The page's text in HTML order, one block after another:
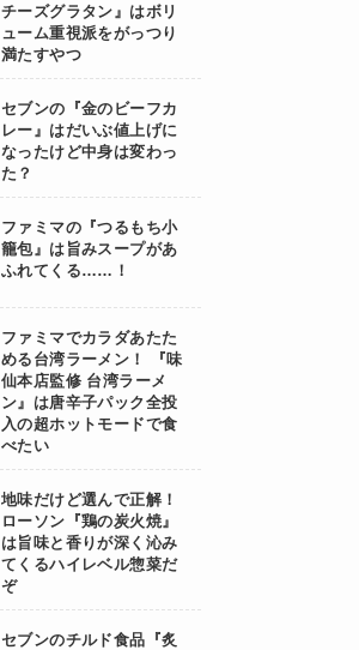
チーズグラタン』はボリ
ューム重視派をがっつり
満たすやつ
セブンの『金のビーフカ
レー』はだいぶ値上げに
なったけど中身は変わっ
た？
ファミマの『つるもち小
籠包』は旨みスープがあ
ふれてくる……！
ファミマでカラダあたた
める台湾ラーメン！ 『味
仙本店監修 台湾ラーメ
ン』は唐辛子パック全投
入の超ホットモードで食
べたい
地味だけど選んで正解！
ローソン『鶏の炭火焼』
は旨味と香りが深く沁み
てくるハイレベル惣菜だ
ぞ
セブンのチルド食品『炙